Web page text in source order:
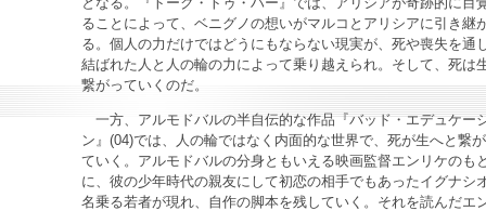
ることによって、ベニグノの想いがマルコとアリシアに引き継
る。個人の力だけではどうにもならない現実が、死や喪失を通
結ばれた人と人の輪の力によって乗り越えられ。そして、死は
繋がっていくのだ。
一方、アルモドバルの半自伝的な作品『バッド・エデュケー
ン』(04)では、人の輪ではなく内面的な世界で、死が生へと繋
ていく。アルモドバルの分身ともいえる映画監督エンリケのも
に、彼の少年時代の親友にして初恋の相手でもあったイグナシ
名乗る若者が現れ、自作の脚本を残していく。それを読んだエ